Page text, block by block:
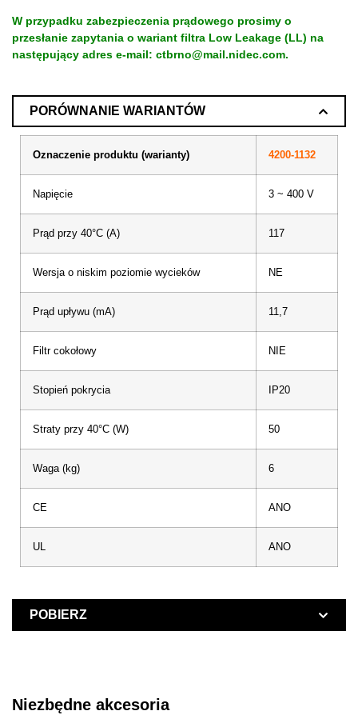
W przypadku zabezpieczenia prądowego prosimy o
przesłanie zapytania o wariant filtra Low Leakage (LL) na
następujący adres e-mail: ctbrno@mail.nidec.com.
PORÓWNANIE WARIANTÓW
POBIERZ
Oznaczenie produktu (warianty) 4200-1132
Napięcie 3 ~ 400 V
Prąd przy 40°C (A) 117
Wersja o niskim poziomie wycieków NE
Prąd upływu (mA) 11,7
Filtr cokołowy NIE
Stopień pokrycia IP20
Straty przy 40°C (W) 50
Waga (kg) 6
CE ANO
UL ANO
Niezbędne akcesoria